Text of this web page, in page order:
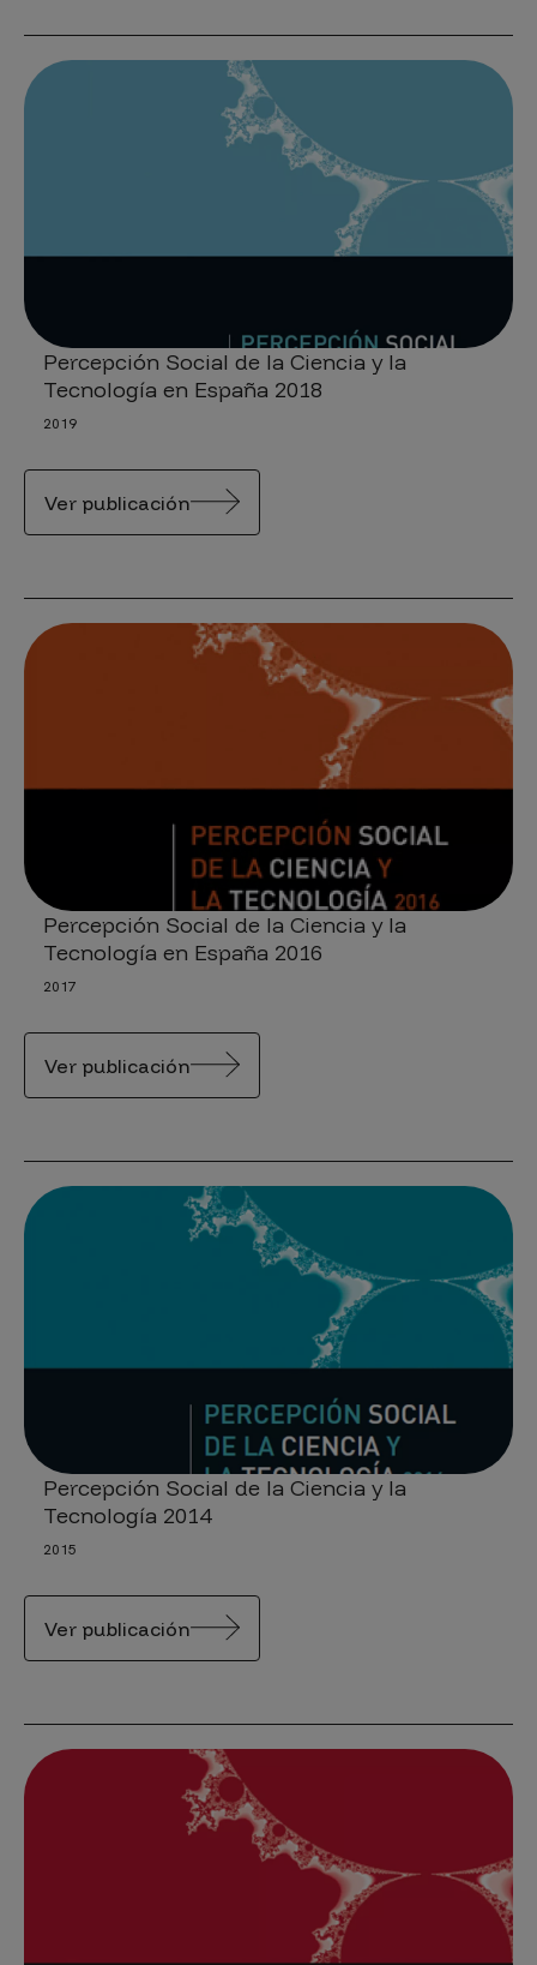
Percepción Social de la Ciencia y la
Tecnología en España 2018
2019
Ver publicación
Percepción Social de la Ciencia y la
Tecnología en España 2016
2017
Ver publicación
Percepción Social de la Ciencia y la
Tecnología 2014
2015
Ver publicación